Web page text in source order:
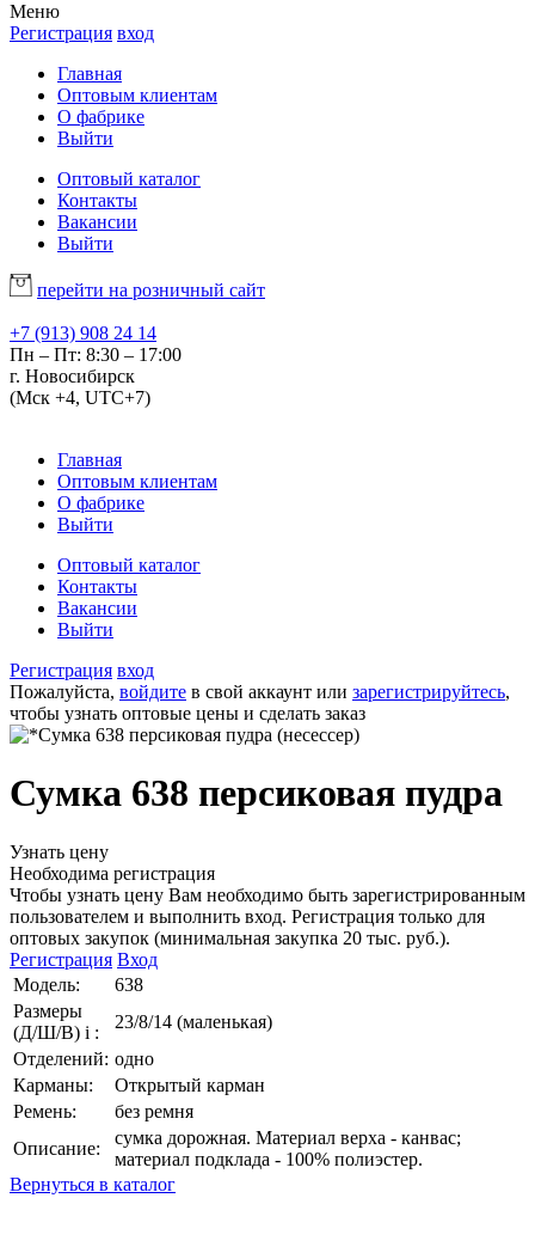
Меню
Регистрация вход
Главная
Оптовым клиентам
О фабрике
Выйти
Оптовый каталог
Контакты
Вакансии
Выйти
перейти на розничный сайт
+7 (913) 908 24 14
Пн – Пт: 8:30 – 17:00
г. Новосибирск
(Мск +4, UTC+7)
Главная
Оптовым клиентам
О фабрике
Выйти
Оптовый каталог
Контакты
Вакансии
Выйти
Регистрация вход
Пожалуйста, войдите в свой аккаунт или зарегистрируйтесь,
чтобы узнать оптовые цены и сделать заказ
Сумка 638 персиковая пудра
Узнать цену
Необходима регистрация
Чтобы узнать цену Вам необходимо быть зарегистрированным
пользователем и выполнить вход. Регистрация только для
оптовых закупок (минимальная закупка 20 тыс. руб.).
Регистрация Вход
Модель:
638
Размеры
(Д/Ш/В) i :
23/8/14 (маленькая)
Отделений: одно
Карманы:
Открытый карман
Ремень:
без ремня
Описание:
сумка дорожная. Материал верха - канвас;
материал подклада - 100% полиэстер.
Вернуться в каталог